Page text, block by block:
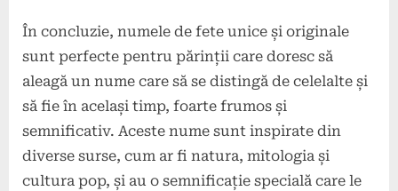
În concluzie, numele de fete unice și originale
sunt perfecte pentru părinții care doresc să
aleagă un nume care să se distingă de celelalte și
să fie în același timp, foarte frumos și
semnificativ. Aceste nume sunt inspirate din
diverse surse, cum ar fi natura, mitologia și
cultura pop, și au o semnificație specială care le